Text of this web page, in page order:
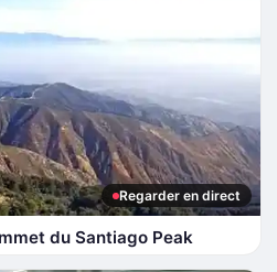
Regarder en direct
du Santiago Peak